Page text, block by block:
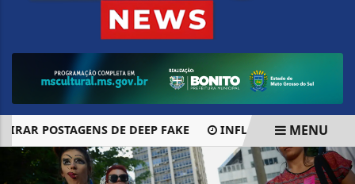
POSTAGENS DE DEEP FAKE INFLAÇÃO DESACELERA E
EM ALTA
MENU